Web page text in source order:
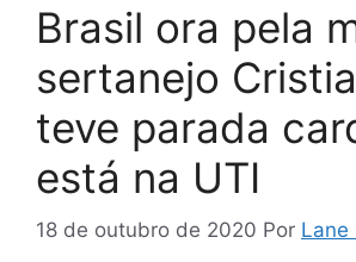
Brasil ora pela
sertanejo
teve parada
está na UTI
18 de outubro de 2020 Por Lane